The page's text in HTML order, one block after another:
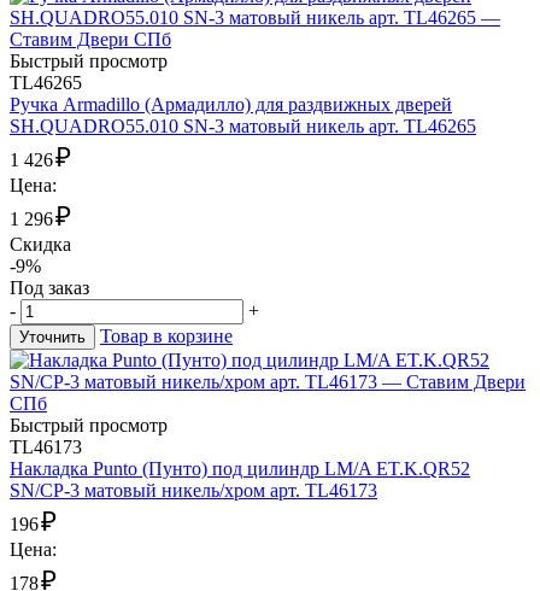
Быстрый просмотр
TL46265
Ручка Armadillo (Армадилло) для раздвижных дверей
SH.QUADRO55.010 SN-3 матовый никель арт. TL46265
1 426₽
Цена:
1 296₽
Скидка
-9%
Под заказ
-
+
Уточнить Товар в корзине
Быстрый просмотр
TL46173
Накладка Punto (Пунто) под цилиндр LM/A ET.K.QR52
SN/CP-3 матовый никель/хром арт. TL46173
196₽
Цена:
178₽